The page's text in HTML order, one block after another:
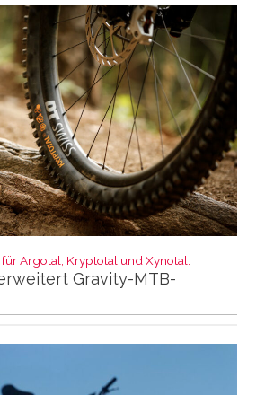
für Argotal, Kryptotal und Xynotal:
Gravity-MTB-